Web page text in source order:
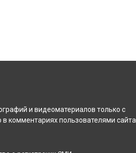
и видеоматериалов только с
комментариях пользователями сайта.